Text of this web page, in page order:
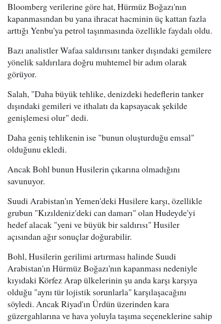
Bloomberg verilerine göre hat, Hürmüz Boğazı'nın
kapanmasından bu yana ihracat hacminin üç kattan fazla
arttığı Yenbu'ya petrol taşınmasında özellikle faydalı oldu.
Bazı analistler Wafaa saldırısını tanker dışındaki gemilere
yönelik saldırılara doğru muhtemel bir adım olarak
görüyor.
Salah, "Daha büyük tehlike, denizdeki hedeflerin tanker
dışındaki gemileri ve ithalatı da kapsayacak şekilde
genişlemesi olur" dedi.
Daha geniş tehlikenin ise "bunun oluşturduğu emsal"
olduğunu ekledi.
Ancak Bohl bunun Husilerin çıkarına olmadığını
savunuyor.
Suudi Arabistan'ın Yemen'deki Husilere karşı, özellikle
grubun "Kızıldeniz'deki can damarı" olan Hudeyde'yi
hedef alacak "yeni ve büyük bir saldırısı" Husiler
açısından ağır sonuçlar doğurabilir.
Bohl, Husilerin gerilimi artırması halinde Suudi
Arabistan'ın Hürmüz Boğazı'nın kapanması nedeniyle
kıyıdaki Körfez Arap ülkelerinin şu anda karşı karşıya
olduğu "aynı tür lojistik sorunlarla" karşılaşacağını
söyledi. Ancak Riyad'ın Ürdün üzerinden kara
güzergahlarına ve hava yoluyla taşıma seçeneklerine sahip